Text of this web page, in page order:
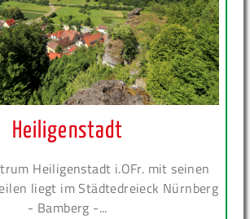
Heiligenstadt
Heiligenstadt i.OFr. mit seinen
liegt im Städtedreieck Nürnberg
- Bamberg -...